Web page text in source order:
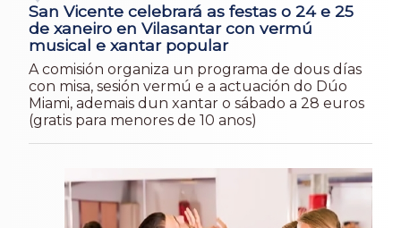
San Vicente celebrará as festas o 24 e 25
de xaneiro en Vilasantar con vermú
musical e xantar popular
A comisión organiza un programa de dous días
con misa, sesión vermú e a actuación do Dúo
Miami, ademais dun xantar o sábado a 28 euros
(gratis para menores de 10 anos)